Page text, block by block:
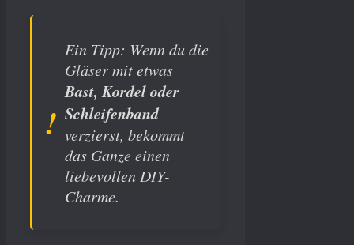
Ein Tipp: Wenn du die
Gläser mit etwas
Bast, Kordel oder
Schleifenband
verzierst, bekommt
das Ganze einen
liebevollen DIY-
Charme.